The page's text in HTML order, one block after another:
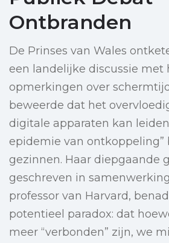
Ontbranden
De Prinses van Wales
een landelijke discussie met
opmerkingen over
beweerde dat het
digitale apparaten kan
epidemie van ontkoppeling”
gezinnen. Haar diepgaande
geschreven in
professor van Harvard,
potentieel paradox: dat
meer “verbonden” zijn, we